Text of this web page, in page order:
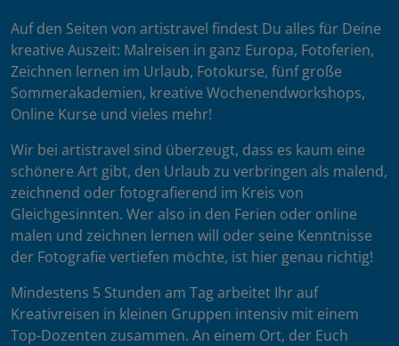
Auf den Seiten von artistravel findest Du alles für Deine
kreative Auszeit: Malreisen in ganz Europa, Fotoferien,
Zeichnen lernen im Urlaub, Fotokurse, fünf große
Sommerakademien, kreative Wochenendworkshops,
Online Kurse und vieles mehr!
Wir bei artistravel sind überzeugt, dass es kaum eine
schönere Art gibt, den Urlaub zu verbringen als malend,
zeichnend oder fotografierend im Kreis von
Gleichgesinnten. Wer also in den Ferien oder online
malen und zeichnen lernen will oder seine Kenntnisse
der Fotografie vertiefen möchte, ist hier genau richtig!
Mindestens 5 Stunden am Tag arbeitet Ihr auf
Kreativreisen in kleinen Gruppen intensiv mit einem
Top-Dozenten zusammen. An einem Ort, der Euch